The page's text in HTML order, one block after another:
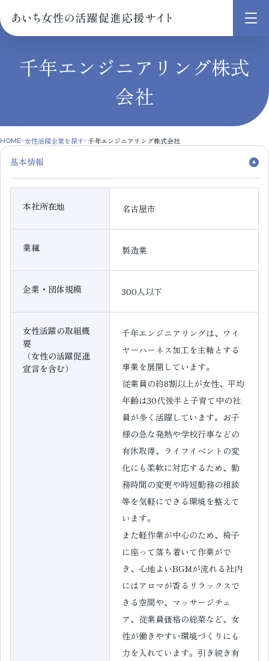
メ
く
千年エンジニアリング株式
会社
HOME 女性活躍企業を探す 千年エンジニアリング株式会社
基本情報
本社所在地 名古屋市
業種 製造業
企業・団体規模 300人以下
女性活躍の取組概
要
（女性の活躍促進
宣言を含む）
千年エンジニアリングは、ワイ
ヤーハーネス加工を主軸とする
事業を展開しています。
従業員の約8割以上が女性、平均
年齢は30代後半と子育て中の社
員が多く活躍しています。お子
様の急な発熱や学校行事などの
有休取得、ライフイベントの変
化にも柔軟に対応するため、勤
務時間の変更や時短勤務の相談
等を気軽にできる環境を整えて
います。
また軽作業が中心のため、椅子
に座って落ち着いて作業がで
き、心地よいBGMが流れる社内
にはアロマが香るリラックスで
きる空間や、マッサージチェ
ア、従業員価格の総菜など、女
性が働きやすい環境づくりにも
力を入れています。引き続き有